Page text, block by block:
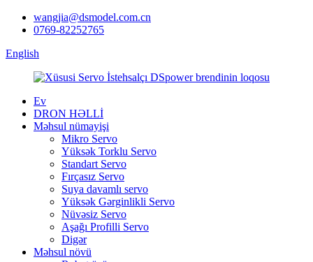
wangjia@dsmodel.com.cn
0769-82252765
English
Ev
DRON HƏLLİ
Məhsul nümayişi
Mikro Servo
Yüksək Torklu Servo
Standart Servo
Fırçasız Servo
Suya davamlı servo
Yüksək Gərginlikli Servo
Nüvəsiz Servo
Aşağı Profilli Servo
Digər
Məhsul növü